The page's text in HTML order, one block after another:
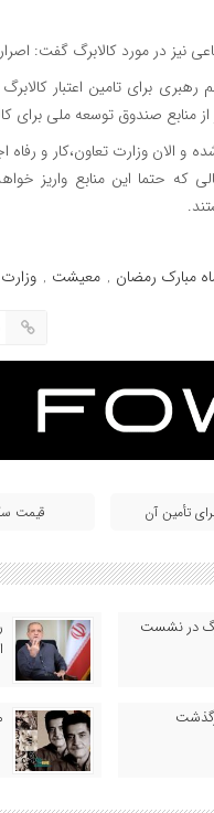
نیز در مورد کالابرگ گفت:
برای تامین اعتبار
منابع صندوق توسعه ملی برای
و الان وزارت تعاون،‌کار و
که حتما این منابع واریز
مبارک رمضان , معیشت , وزارت
تأمین آن قیمت
در نشست